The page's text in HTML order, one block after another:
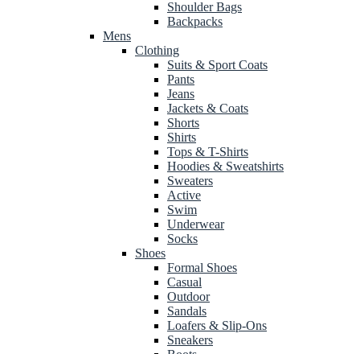
Shoulder Bags
Backpacks
Mens
Clothing
Suits & Sport Coats
Pants
Jeans
Jackets & Coats
Shorts
Shirts
Tops & T-Shirts
Hoodies & Sweatshirts
Sweaters
Active
Swim
Underwear
Socks
Shoes
Formal Shoes
Casual
Outdoor
Sandals
Loafers & Slip-Ons
Sneakers